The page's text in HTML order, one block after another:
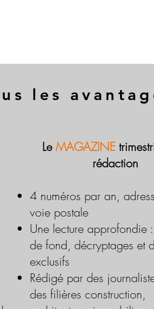
les
LeMAGAZINE
rédaction
4 numéros par an,
voie postale
Une lecture approfondie
de fond, décryptages et
exclusifs
Rédigé par des
des filières construction,